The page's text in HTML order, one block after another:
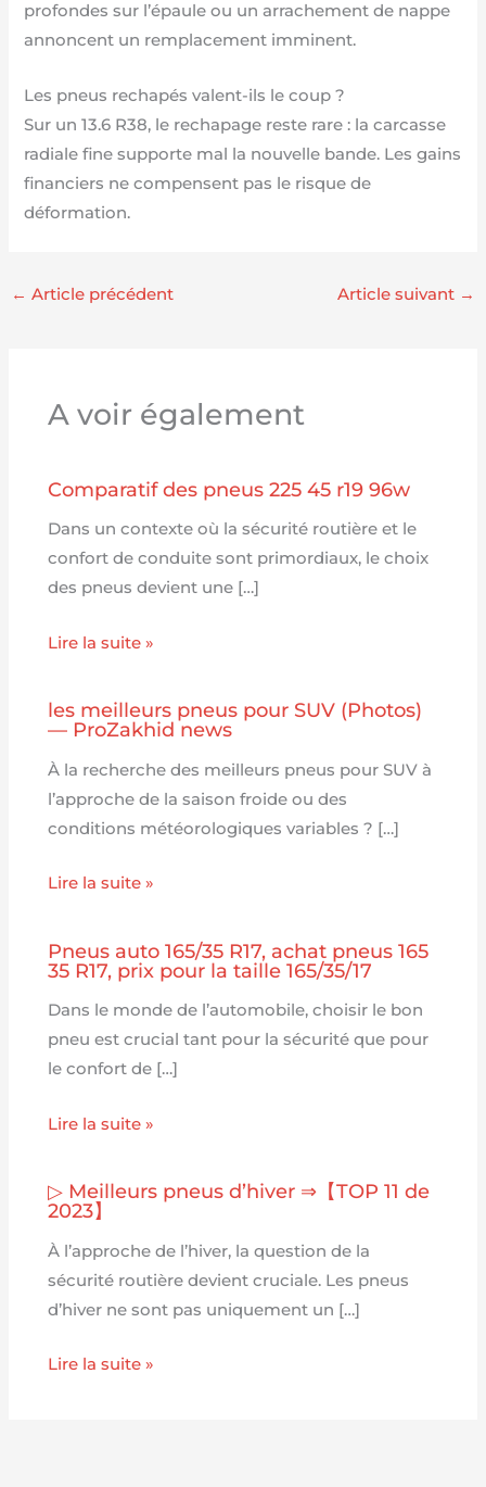
profondes sur l’épaule ou un arrachement de nappe
annoncent un remplacement imminent.
Les pneus rechapés valent-ils le coup ?
Sur un 13.6 R38, le rechapage reste rare : la carcasse
radiale fine supporte mal la nouvelle bande. Les gains
financiers ne compensent pas le risque de
déformation.
← Article précédent Article suivant →
A voir également
Comparatif des pneus 225 45 r19 96w
Dans un contexte où la sécurité routière et le
confort de conduite sont primordiaux, le choix
des pneus devient une […]
Lire la suite »
les meilleurs pneus pour SUV (Photos)
— ProZakhid news
À la recherche des meilleurs pneus pour SUV à
l’approche de la saison froide ou des
conditions météorologiques variables ? […]
Lire la suite »
Pneus auto 165/35 R17, achat pneus 165
35 R17, prix pour la taille 165/35/17
Dans le monde de l’automobile, choisir le bon
pneu est crucial tant pour la sécurité que pour
le confort de […]
Lire la suite »
▷ Meilleurs pneus d’hiver ⇒【TOP 11 de
2023】
À l’approche de l’hiver, la question de la
sécurité routière devient cruciale. Les pneus
d’hiver ne sont pas uniquement un […]
Lire la suite »